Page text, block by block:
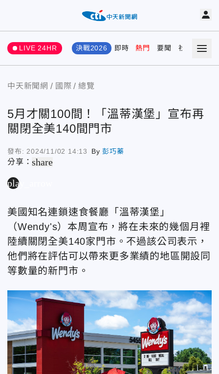
LIVE 24HR 決戰2026 即時 熱門 要聞 社會 娛樂
中天新聞網 國際 總覽
5月才關100間！「溫蒂漢堡」宣布再
關閉全美140間門市
發布: 2024/11/02 14:13 By彭巧蓁
分享：share
play_arrow
美國知名連鎖速食餐廳「溫蒂漢堡」
（Wendy's）本周宣布，將在未來的幾個月裡
陸續關閉全美140家門市。不過該公司表示，
他們將在評估可以帶來更多業績的地區開設同
等數量的新門市。